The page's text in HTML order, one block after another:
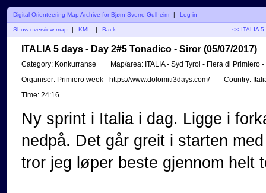
Digital Orienteering Map Archive for Bjørn Sverre Gulheim | Log in
Show overview map KML Back << ITALIA
ITALIA 5 days - Day 2#5 Tonadico - Siror (05/07/2017)
Category: Konkurranse Map/area: ITALIA - Syd Tyrol - Fiera di Primiero
Organiser: Primiero week - https://www.dolomiti3days.com/ Country:
Time: 24:16
Ny sprint i Italia i dag. Ligge i
nedpå. Det går greit i starten
tror jeg løper beste gjennom helt